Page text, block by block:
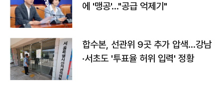
에 '맹공'…"공급 억제기"
합수본, 선관위 9곳 추가 압색…강남
·서초도 '투표율 허위 입력' 정황